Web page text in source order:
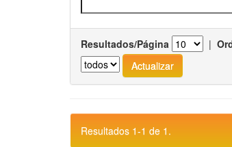
Resultados/Página |
Resultados 1-1 de 1.